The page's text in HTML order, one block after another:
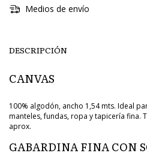
Medios de envío
DESCRIPCIÓN
CANVAS
100% algodón, ancho 1,54 mts. Ideal
manteles, fundas, ropa y tapicería fina.
aprox.
GABARDINA FINA CON